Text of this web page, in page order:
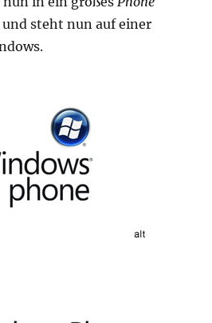
steht nun auf einer